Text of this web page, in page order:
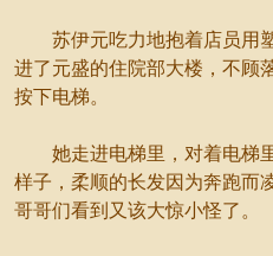
苏伊元吃力地抱着店员用
进了元盛的住院部大楼，不顾
按下电梯。
她走进电梯里，对着电梯
样子，柔顺的长发因为奔跑而
哥哥们看到又该大惊小怪了。